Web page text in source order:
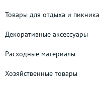
Товары для отдыха и пикника
Декоративные аксессуары
Расходные материалы
Хозяйственные товары